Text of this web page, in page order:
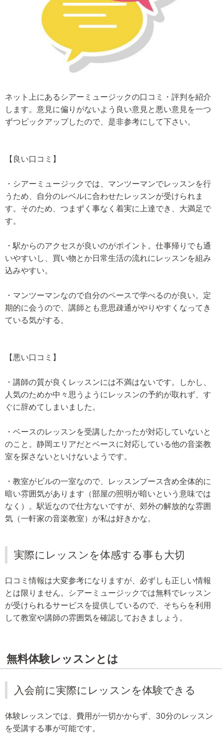
ネット上にあるシアーミュージックの口コミ・評判を紹介
します。意見に偏りがないよう良い意見と悪い意見を一つ
ずつピックアップしたので、是非参考にして下さい。
【良い口コミ】
・シアーミュージックでは、マンツーマンでレッスンを行
うため、自分のレベルに合わせたレッスンが受けられま
す。そのため、つまずく事なく着実に上達でき、大満足で
す。
・駅からのアクセスが良いのがポイント。仕事帰りでも通
いやすいし、買い物とか日常生活の流れにレッスンを組み
込みやすい。
・マンツーマンなので自分のペースで学べるのが良い。定
期的に会うので、講師とも意思疎通がやりやすくなってき
ている気がする。
【悪い口コミ】
・講師の質が良くレッスンには不満はないです。しかし、
人気のためか中々思うようにレッスンの予約が取れず、す
ぐに辞めてしまいました。
・ベースのレッスンを受講したかったが対応していないと
のこと。静岡エリアだとベースに対応している他の音楽教
室を探さないといけないようです。
・教室がビルの一室なので、レッスンブース含め全体的に
暗い雰囲気があります（部屋の照明が暗いという意味では
なく）。駅近なので仕方ないですが、郊外の解放的な雰囲
気（一軒家の音楽教室）が私は好きかな。
実際にレッスンを体感する事も大切
口コミ情報は大変参考になりますが、必ずしも正しい情報
とは限りません。シアーミュージックでは無料でレッスン
が受けられるサービスを提供しているので、そちらを利用
して教室や講師の雰囲気を確認しておきましょう。
無料体験レッスンとは
入会前に実際にレッスンを体験できる
体験レッスンでは、費用が一切かからず、30分のレッスン
を受講する事が可能です。